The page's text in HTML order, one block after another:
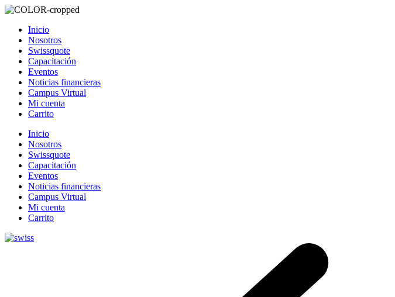
Inicio
Nosotros
Swissquote
Capacitación
Eventos
Noticias financieras
Campus Virtual
Mi cuenta
Carrito
Inicio
Nosotros
Swissquote
Capacitación
Eventos
Noticias financieras
Campus Virtual
Mi cuenta
Carrito